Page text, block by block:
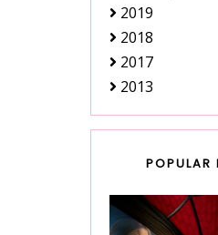
2019
2018
2017
2013
POPULAR